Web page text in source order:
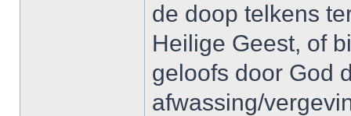
de doop telkens
Heilige Geest, of
geloofs door God
afwassing/